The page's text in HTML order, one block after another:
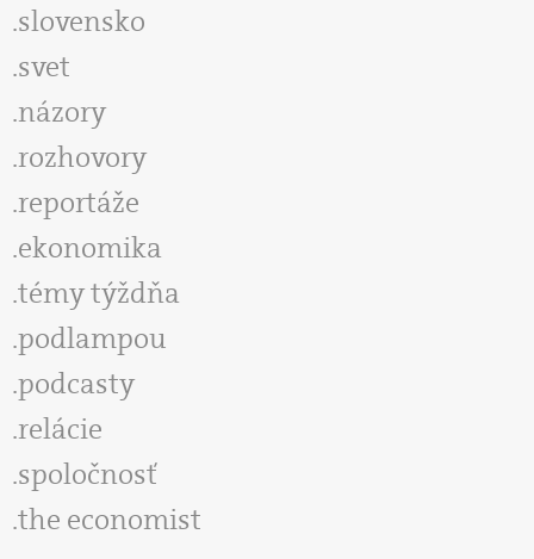
slovensko
svet
názory
rozhovory
reportáže
ekonomika
témy týždňa
podlampou
podcasty
relácie
spoločnosť
the economist